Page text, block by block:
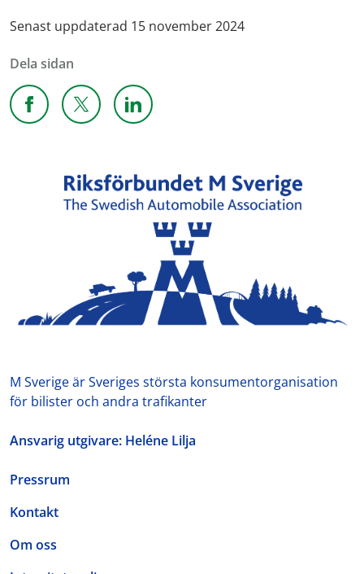
Senast uppdaterad 15 november 2024
Dela sidan
Dela sidan på Facebook
Dela sidan på XDela sidan på Linkedin
M Sverige är Sveriges största konsumentorganisation
för bilister och andra trafikanter
Ansvarig utgivare: Heléne Lilja
Pressrum
Kontakt
Om oss